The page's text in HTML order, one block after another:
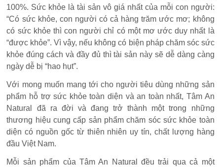
100%. Sức khỏe là tài sản vô giá nhất của mỗi con người:
“Có sức khỏe, con người có cả hàng trăm ước mơ; không
có sức khỏe thì con người chỉ có một mơ ước duy nhất là
“được khỏe”. Vì vậy, nếu không có biện pháp chăm sóc sức
khỏe đúng cách và đầy đủ thì tài sản này sẽ dễ dàng càng
ngày dễ bị “hao hụt”.
Với mong muốn mang tới cho người tiêu dùng những sản
phẩm hỗ trợ sức khỏe toàn diện và an toàn nhất, Tâm An
Natural đã ra đời và đang trở thành một trong những
thương hiệu cung cấp sản phẩm chăm sóc sức khỏe toàn
diện có nguồn gốc từ thiên nhiên uy tín, chất lượng hàng
đầu Việt Nam.
Mỗi sản phẩm của Tâm An Natural đều trải qua cả một